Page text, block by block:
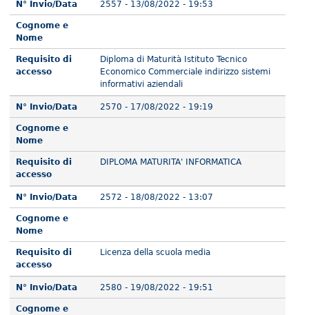
N° Invio/Data 2557 - 13/08/2022 - 19:53
Cognome e
Nome
Requisito di
accesso
Diploma di Maturità Istituto Tecnico
Economico Commerciale indirizzo sistemi
informativi aziendali
N° Invio/Data 2570 - 17/08/2022 - 19:19
Cognome e
Nome
Requisito di
accesso
DIPLOMA MATURITA' INFORMATICA
N° Invio/Data 2572 - 18/08/2022 - 13:07
Cognome e
Nome
Requisito di
accesso
Licenza della scuola media
N° Invio/Data 2580 - 19/08/2022 - 19:51
Cognome e